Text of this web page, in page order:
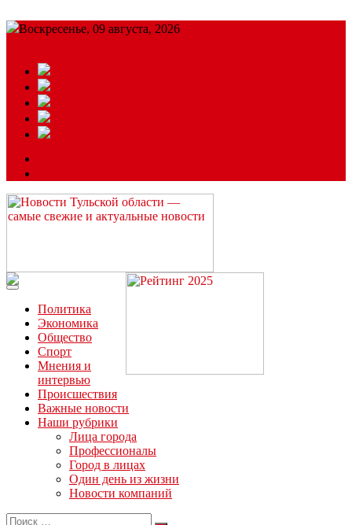
Воскресенье, 09 августа, 2026
Читайте последние новости дня в Тульской области на сайте
“ЗаНовомосковск”
Политика
Экономика
Общество
Спорт
Мнения и
интервью
Происшествия
Важные новости
Наши рубрики
Лица города
Профессионалы
Город в лицах
Один день из жизни
Новости компаний